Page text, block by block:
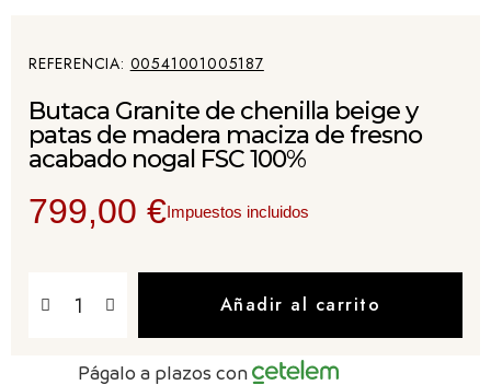
REFERENCIA 00541001005187
Butaca Granite de chenilla beige y
patas de madera maciza de fresno
acabado nogal FSC 100%
799,00 €Impuestos incluidos
Añadir al carrito
Págalo a plazos con